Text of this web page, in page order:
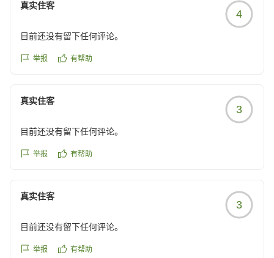
真实住客
4
目前还没有留下任何评论。
举报 有帮助
真实住客
3
目前还没有留下任何评论。
举报 有帮助
真实住客
3
目前还没有留下任何评论。
举报 有帮助